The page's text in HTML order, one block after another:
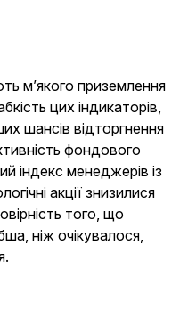
м’якого приземлення
цих індикаторів,
шансів відторгнення
фондового
індекс менеджерів із
акції знизилися
того, що
ніж очікувалося,